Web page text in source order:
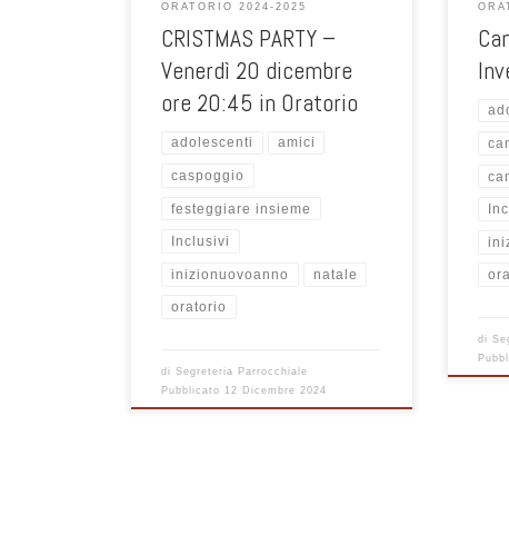
ORATORIO 2024-2025
CRISTMAS PARTY –
Venerdì 20 dicembre
ore 20:45 in Oratorio
adolescenti amici
caspoggio
festeggiare insieme
Inclusivi
inizionuovoanno natale
oratorio
diSegreteria Parrocchiale
Pubblicato 12 Dicembre 2024
di